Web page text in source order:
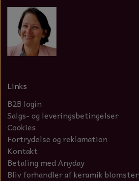
Links
B2B login
Salgs- og leveringsbetingelser
Cookies
Fortrydelse og reklamation
Kontakt
Betaling med Anyday
Bliv forhandler af keramik blomster